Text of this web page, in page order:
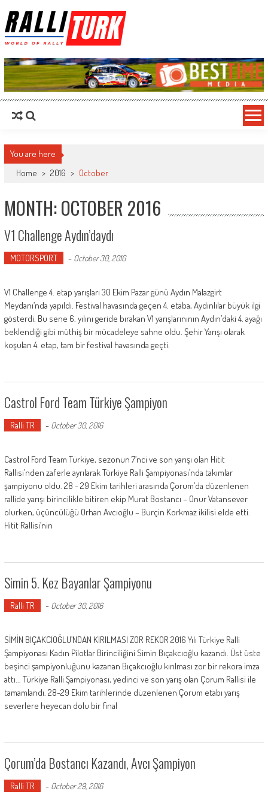
RalliTurk
You are here
Home > 2016 > October
MONTH: OCTOBER 2016
V1 Challenge Aydın’daydı
MOTORSPORT - October 30, 2016
V1 Challenge 4. etap yarışları 30 Ekim Pazar günü Aydın Malazgirt
Meydanı’nda yapıldı. Festival havasında geçen 4. etaba, Aydınlılar büyük ilgi
gösterdi. Bu sene 6. yılını geride bırakan V1 yarışlarınının Aydın’daki 4. ayağı
beklendiği gibi müthiş bir mücadeleye sahne oldu. Şehir Yarışı olarak
koşulan 4. etap, tam bir festival havasında geçti.
Castrol Ford Team Türkiye Şampiyon
Ralli TR - October 30, 2016
Castrol Ford Team Türkiye, sezonun 7’nci ve son yarışı olan Hitit
Rallisi’nden zaferle ayrılarak Türkiye Ralli Şampiyonası’nda takımlar
şampiyonu oldu. 28 - 29 Ekim tarihleri arasında Çorum’da düzenlenen
rallide yarışı birincilikle bitiren ekip Murat Bostancı – Onur Vatansever
olurken, üçüncülüğü Orhan Avcıoğlu – Burçin Korkmaz ikilisi elde etti.
Hitit Rallisi’nin
Simin 5. Kez Bayanlar Şampiyonu
Ralli TR - October 30, 2016
SİMİN BIÇAKCIOĞLU’NDAN KIRILMASI ZOR REKOR 2016 Yılı Türkiye Ralli
Şampiyonası Kadın Pilotlar Birinciliğini Simin Bıçakcıoğlu kazandı. Üst üste
beşinci şampiyonluğunu kazanan Bıçakcıoğlu kırılması zor bir rekora imza
attı... Türkiye Ralli Şampiyonası, yedinci ve son yarış olan Çorum Rallisi ile
tamamlandı. 28-29 Ekim tarihlerinde düzenlenen Çorum etabı yarış
severlere heyecan dolu bir final
Çorum’da Bostancı Kazandı, Avcı Şampiyon
Ralli TR - October 29, 2016